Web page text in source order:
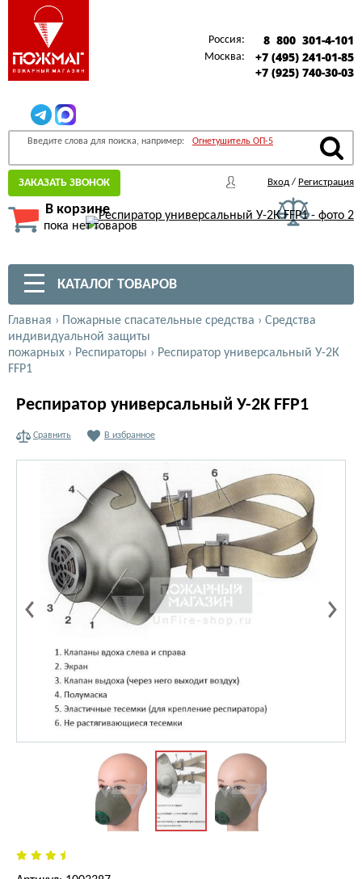
Россия: 8 800 301-4-101
Москва:
+7 (495) 241-01-85
+7 (925) 740-30-03
Введите слова для поиска, например: Огнетушитель ОП-5
ЗАКАЗАТЬ ЗВОНОК Вход / Регистрация
В корзине
пока нет товаров
КАТАЛОГ ТОВАРОВ
Главная › Пожарные спасательные средства › Средства
индивидуальной защиты
пожарных › Респираторы › Респиратор универсальный У-2К
FFP1
Респиратор универсальный У-2К FFP1
Сравнить В избранное